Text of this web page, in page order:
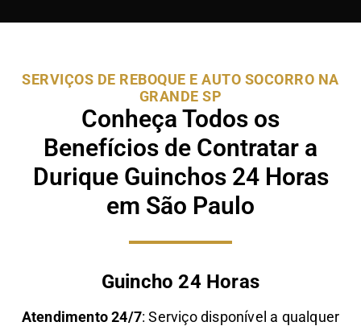
SERVIÇOS DE REBOQUE E AUTO SOCORRO NA
GRANDE SP
Conheça Todos os
Benefícios de Contratar a
Durique Guinchos 24 Horas
em São Paulo
Guincho 24 Horas
Atendimento 24/7: Serviço disponível a qualquer